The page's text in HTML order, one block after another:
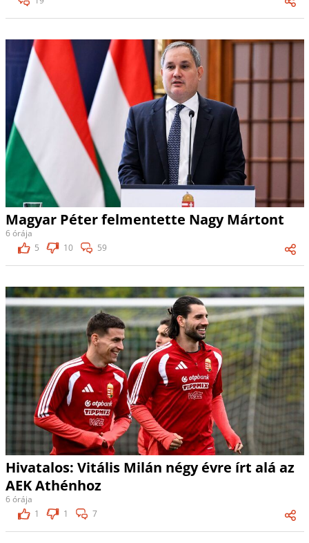
Magyar Péter felmentette Nagy Mártont
6 órája
5
10 59
Hivatalos: Vitális Milán négy évre írt alá az
AEK Athénhoz
6 órája
1
1 7